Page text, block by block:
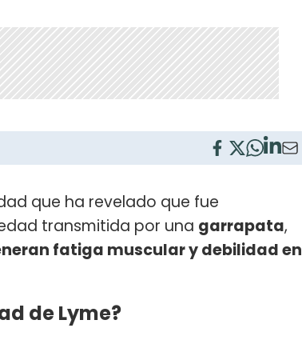
que ha revelado que fue
transmitida por una garrapata,
fatiga muscular y debilidad en
de Lyme?